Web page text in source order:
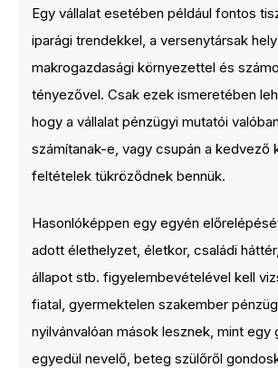
Egy vállalat esetében például fontos
iparági trendekkel, a versenytársak
makrogazdasági környezettel és
tényezővel. Csak ezek ismeretében
hogy a vállalat pénzügyi mutatói
számítanak-e, vagy csupán a kedvező
feltételek tükröződnek bennük.
Hasonlóképpen egy egyén
adott élethelyzet, életkor, családi
állapot stb. figyelembevételével kell
fiatal, gyermektelen szakember
nyilvánvalóan mások lesznek, mint egy
egyedül nevelő, beteg szülőről